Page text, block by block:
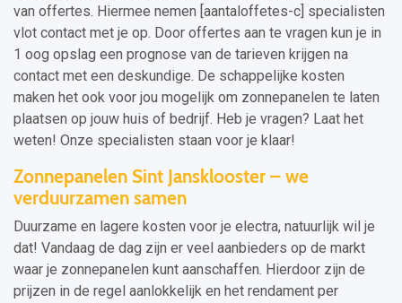
van offertes. Hiermee nemen [aantaloffetes-c] specialisten
vlot contact met je op. Door offertes aan te vragen kun je in
1 oog opslag een prognose van de tarieven krijgen na
contact met een deskundige. De schappelijke kosten
maken het ook voor jou mogelijk om zonnepanelen te laten
plaatsen op jouw huis of bedrijf. Heb je vragen? Laat het
weten! Onze specialisten staan voor je klaar!
Zonnepanelen Sint Jansklooster – we
verduurzamen samen
Duurzame en lagere kosten voor je electra, natuurlijk wil je
dat! Vandaag de dag zijn er veel aanbieders op de markt
waar je zonnepanelen kunt aanschaffen. Hierdoor zijn de
prijzen in de regel aanlokkelijk en het rendament per